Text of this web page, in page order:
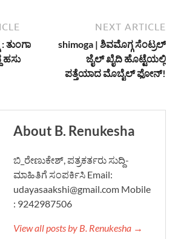
ತುಂಗಾ
ಹಸು
NEXT ARTICLE
shimoga | ಶಿವಮೊಗ್ಗ ಸೆಂಟ್ರಲ್
ಜೈಲ್ ಖೈದಿ ಹೊಟ್ಟೆಯಲ್ಲಿ
ಪತ್ತೆಯಾದ ಮೊಬೈಲ್ ಫೋನ್!
About B. Renukesha
ಬಿ_ರೇಣುಕೇಶ್, ಪತ್ರಕರ್ತರು ಸುದ್ದಿ-
ಮಾಹಿತಿಗೆ ಸಂಪರ್ಕಿಸಿ Email:
udayasaakshi@gmail.com Mobile
: 9242987506
View all posts by B. Renukesha →